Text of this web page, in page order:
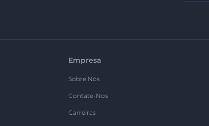
Empresa
Sobre Nós
Contate-Nos
Carreiras